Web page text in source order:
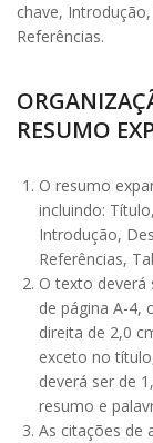
chave,
Referências.
RESUMO
O resumo
incluindo:
Introdução,
Referências,
O texto
de página A-4,
direita de 2,0
exceto no
deverá ser de
resumo e
As citações de